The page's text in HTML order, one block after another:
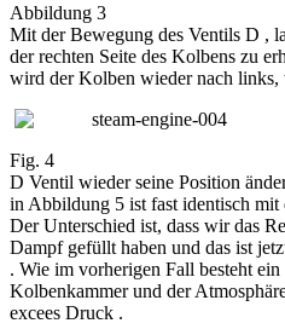
Abbildung 3
Mit der Bewegung des Ventils D ,
der rechten Seite des Kolbens zu
wird der Kolben wieder nach
Fig. 4
D Ventil wieder seine Position
in Abbildung 5 ist fast identisch mit
Der Unterschied ist, dass wir das
Dampf gefüllt haben und das ist
. Wie im vorherigen Fall besteht
Kolbenkammer und der
excees Druck .